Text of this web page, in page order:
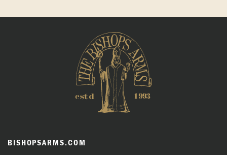
BISHOPSARMS.COM